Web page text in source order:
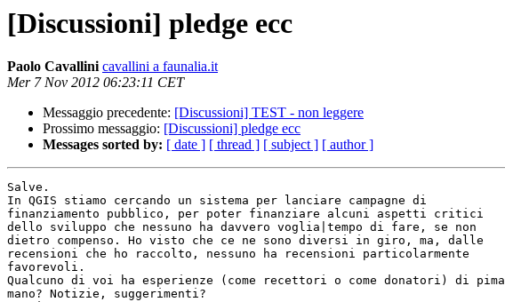
[Discussioni] pledge ecc
Paolo Cavallini cavallini a faunalia.it
Mer 7 Nov 2012 06:23:11 CET
Messaggio precedente: [Discussioni] TEST - non leggere
Prossimo messaggio: [Discussioni] pledge ecc
Messages sorted by: [ date ] [ thread ] [ subject ] [ author ]
Salve.
In QGIS stiamo cercando un sistema per lanciare campagne di
finanziamento pubblico, per poter finanziare alcuni aspetti critici
dello sviluppo che nessuno ha davvero voglia|tempo di fare, se non
dietro compenso. Ho visto che ce ne sono diversi in giro, ma, dalle
recensioni che ho raccolto, nessuno ha recensioni particolarmente
favorevoli.
Qualcuno di voi ha esperienze (come recettori o come donatori) di pima
mano? Notizie, suggerimenti?